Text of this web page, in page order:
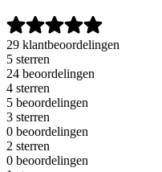
29 klantbeoordelingen
5 sterren
24 beoordelingen
4 sterren
5 beoordelingen
3 sterren
0 beoordelingen
2 sterren
0 beoordelingen